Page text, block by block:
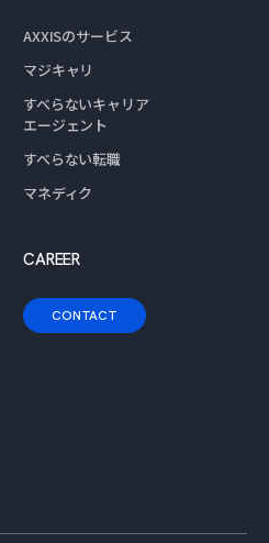
AXXISのサービス
マジキャリ
すべらないキャリア
エージェント
すべらない転職
マネディク
CAREER
CONTACT